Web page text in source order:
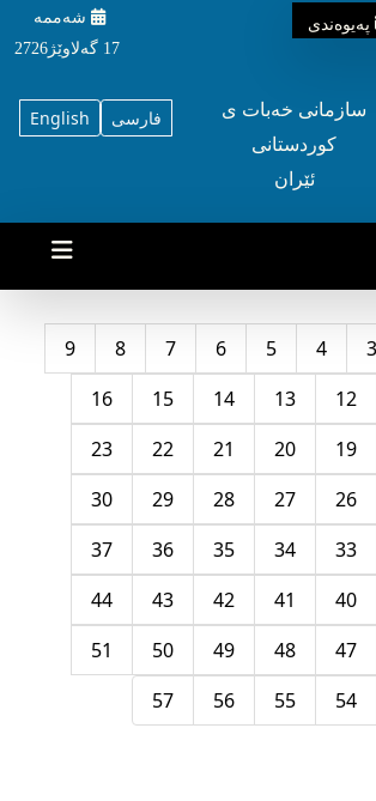
په‌یوه‌ندی
شه‌ممه‌
17 گه‌لاوێژ2726
English فارسی
سازمانی خه‌بات ی
کوردستانی
ئێران
3
4
5
6
7
8
9
12
13
14
15
16
19
20
21
22
23
26
27
28
29
30
33
34
35
36
37
40
41
42
43
44
47
48
49
50
51
54
55
56
57